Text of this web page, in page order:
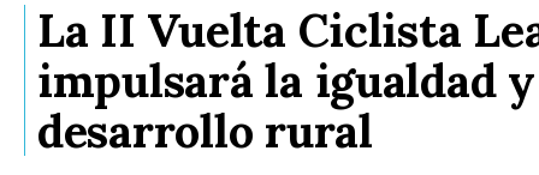
La II Vuelta Ciclista
impulsará la igualdad
desarrollo rural